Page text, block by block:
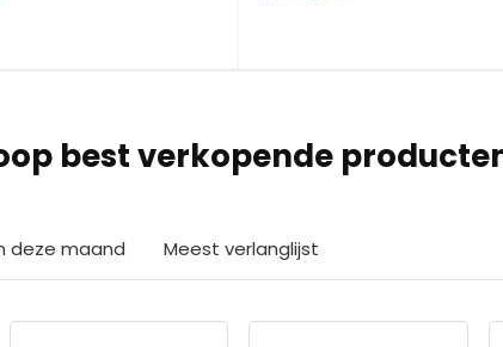
best verkopende
deze maand Meest verlanglijst